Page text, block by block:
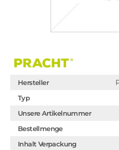
Hersteller
Typ
Unsere Artikelnummer
Bestellmenge
Inhalt Verpackung